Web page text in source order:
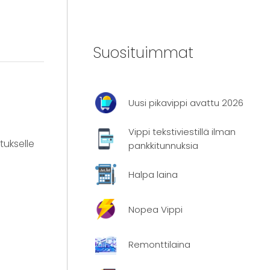
Suosituimmat
Uusi pikavippi avattu 2026
Vippi tekstiviestillä ilman
pankkitunnuksia
Halpa laina
Nopea Vippi
Remonttilaina